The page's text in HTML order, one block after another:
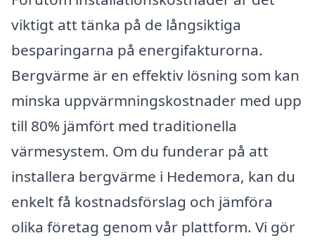
viktigt att tänka på de långsiktiga
besparingarna på energifakturorna.
Bergvärme är en effektiv lösning som kan
minska uppvärmningskostnader med upp
till 80% jämfört med traditionella
värmesystem. Om du funderar på att
installera bergvärme i Hedemora, kan du
enkelt få kostnadsförslag och jämföra
olika företag genom vår plattform. Vi gör